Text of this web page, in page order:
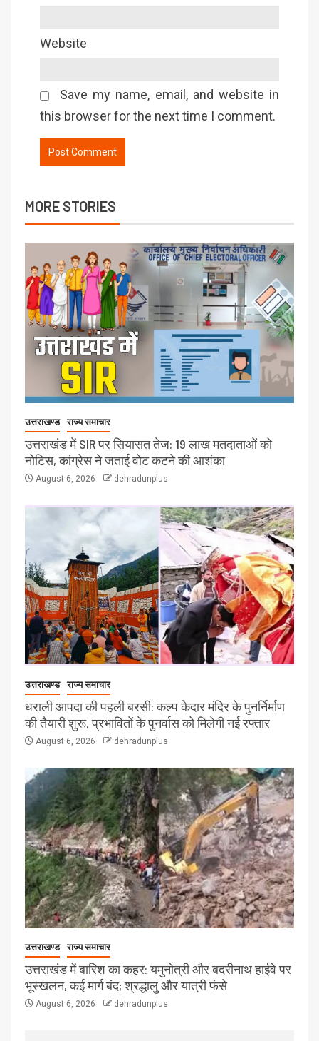
Website
Save my name, email, and website in
this browser for the next time I comment.
MORE STORIES
उत्तराखण्ड राज्य समाचार
उत्तराखंड में SIR पर सियासत तेज: 19 लाख मतदाताओं को
नोटिस, कांग्रेस ने जताई वोट कटने की आशंका
August 6, 2026 dehradunplus
उत्तराखण्ड राज्य समाचार
धराली आपदा की पहली बरसी: कल्प केदार मंदिर के पुनर्निर्माण
की तैयारी शुरू, प्रभावितों के पुनर्वास को मिलेगी नई रफ्तार
August 6, 2026 dehradunplus
उत्तराखण्ड राज्य समाचार
उत्तराखंड में बारिश का कहर: यमुनोत्री और बदरीनाथ हाईवे पर
भूस्खलन, कई मार्ग बंद; श्रद्धालु और यात्री फंसे
August 6, 2026 dehradunplus